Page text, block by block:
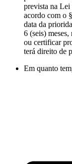
prevista na
acordo com o
data da
6 (seis)
ou certificar
terá direito de
Em quanto